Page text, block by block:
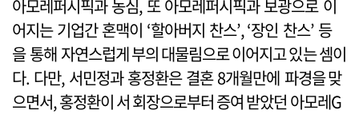
아모레퍼시픽과 농심, 또 아모레퍼시픽과 보광으로 이
어지는 기업간 혼맥이 ‘할아버지 찬스’, ‘장인 찬스’ 등
을 통해 자연스럽게 부의 대물림으로 이어지고 있는 셈이
다. 다만, 서민정과 홍정환은 결혼 8개월만에 파경을 맞
으면서, 홍정환이 서 회장으로부터 증여 받았던 아모레G